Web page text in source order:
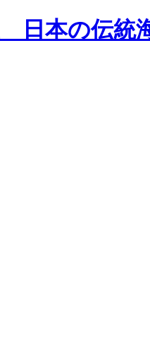
日本の伝統